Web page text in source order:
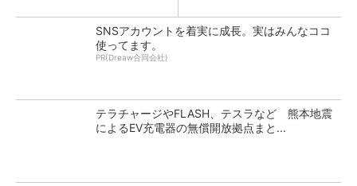
SNSアカウントを着実に成長。実はみんなココ
使ってます。
PR(Dreaw合同会社)
テラチャージやFLASH、テスラなど 熊本地震
によるEV充電器の無償開放拠点まと...